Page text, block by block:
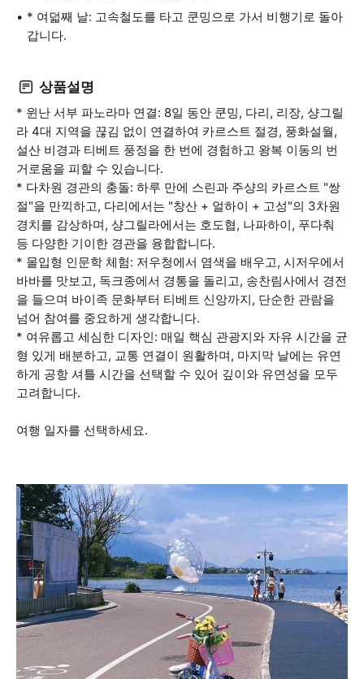
* 여덟째 날: 고속철도를 타고 쿤밍으로 가서 비행기로 돌아
갑니다.
상품설명
* 윈난 서부 파노라마 연결: 8일 동안 쿤밍, 다리, 리장, 샹그릴
라 4대 지역을 끊김 없이 연결하여 카르스트 절경, 풍화설월,
설산 비경과 티베트 풍정을 한 번에 경험하고 왕복 이동의 번
거로움을 피할 수 있습니다.
* 다차원 경관의 충돌: 하루 만에 스린과 주샹의 카르스트 "쌍
절"을 만끽하고, 다리에서는 "창산 + 얼하이 + 고성"의 3차원
경치를 감상하며, 샹그릴라에서는 호도협, 나파하이, 푸다춰
등 다양한 기이한 경관을 융합합니다.
* 몰입형 인문학 체험: 저우청에서 염색을 배우고, 시저우에서
바바를 맛보고, 독크종에서 경통을 돌리고, 송찬림사에서 경전
을 들으며 바이족 문화부터 티베트 신앙까지, 단순한 관람을
넘어 참여를 중요하게 생각합니다.
* 여유롭고 세심한 디자인: 매일 핵심 관광지와 자유 시간을 균
형 있게 배분하고, 교통 연결이 원활하며, 마지막 날에는 유연
하게 공항 셔틀 시간을 선택할 수 있어 깊이와 유연성을 모두
고려합니다.
여행 일자를 선택하세요.